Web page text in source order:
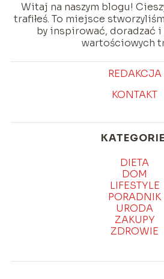
Witaj na naszym blogu!
trafiłeś. To miejsce
by inspirować, doradzać
wartościowych
REDAKCJA
KONTAKT
DIETA
DOM
LIFESTYLE
PORADNIK
URODA
ZAKUPY
ZDROWIE